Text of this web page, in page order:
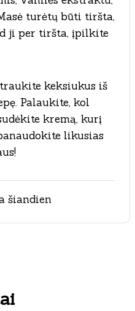
turėtų būti tiršta,
ji per tiršta, įpilkite
keksiukus iš
Palaukite, kol
kremą, kurį
likusias
šiandien